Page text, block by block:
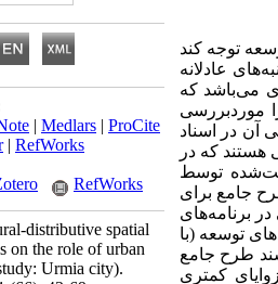
توجه کند
عادلانه
می‌باشد که
موردبررسی
آن در اسناد
هستند که در
کاربری‌های برداشت‌شده توسط
و مدارک طرح جامع برای
برنامه‌های
توسعه (با
طرح جامع
کمتری
| Medlars | ProCite
| RefWorks
RefWorks
distributive spatial
on the role of urban
Urmia city).